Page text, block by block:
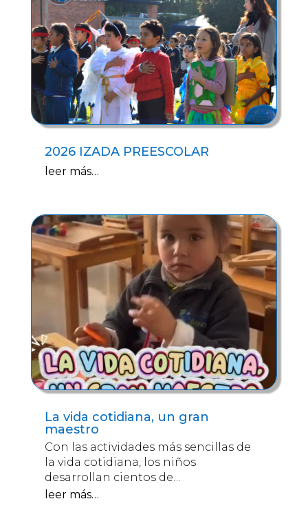
2026 IZADA PREESCOLAR
leer más…
La vida cotidiana, un gran
maestro
Con las actividades más sencillas de
la vida cotidiana, los niños
desarrollan cientos de…
leer más…